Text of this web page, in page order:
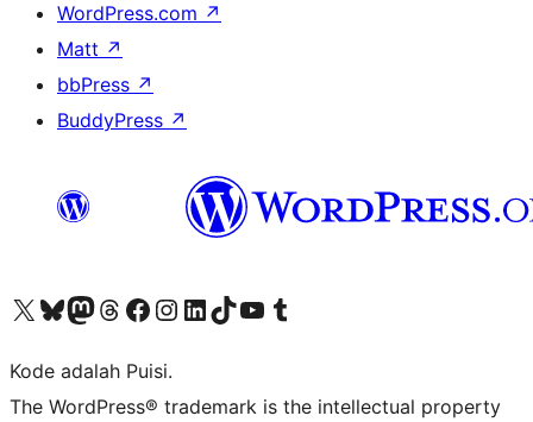
WordPress.com ↗
Matt ↗
bbPress ↗
BuddyPress ↗
Kunjungi akun X (sebelumnya Twitter) kamiVisit our Bluesky account
Kunjungi akun Mastodon kami
Visit our Threads account
Kunjungi halaman Facebook kamiKunjungi akun Instagram kamiKunjungi akun LinkedIn kami
Visit our TikTok account
Kunjungi channel YouTube kamiVisit our Tumblr account
Kode adalah Puisi.
The WordPress® trademark is the intellectual property